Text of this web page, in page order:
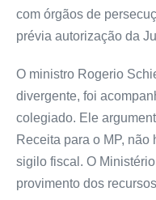
com órgãos de
prévia autorização da
O ministro Rogerio
divergente, foi
colegiado. Ele
Receita para o MP,
sigilo fiscal. O
provimento dos